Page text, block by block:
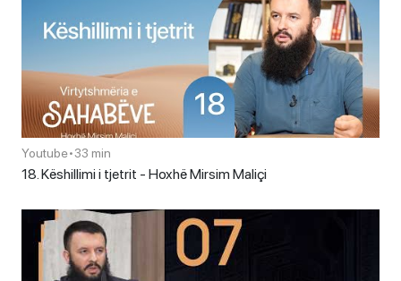
Youtube•33 min
18. Këshillimi i tjetrit - Hoxhë Mirsim Maliçi